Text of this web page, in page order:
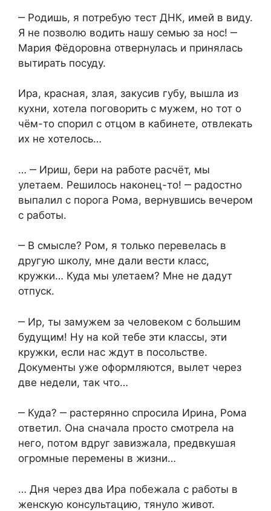
‒ Родишь, я потребую тест ДНК, имей в виду.
Я не позволю водить нашу семью за нос! ‒
Мария Фёдоровна отвернулась и принялась
вытирать посуду.
Ира, красная, злая, закусив губу, вышла из
кухни, хотела поговорить с мужем, но тот о
чём-то спорил с отцом в кабинете, отвлекать
их не хотелось…
… ‒ Ириш, бери на работе расчёт, мы
улетаем. Решилось наконец-то! ‒ радостно
выпалил с порога Рома, вернувшись вечером
с работы.
‒ В смысле? Ром, я только перевелась в
другую школу, мне дали вести класс,
кружки… Куда мы улетаем? Мне не дадут
отпуск.
‒ Ир, ты замужем за человеком с большим
будущим! Ну на кой тебе эти классы, эти
кружки, если нас ждут в посольстве.
Документы уже оформляются, вылет через
две недели, так что…
‒ Куда? ‒ растерянно спросила Ирина, Рома
ответил. Она сначала просто смотрела на
него, потом вдруг завизжала, предвкушая
огромные перемены в жизни…
… Дня через два Ира побежала с работы в
женскую консультацию, тянуло живот.